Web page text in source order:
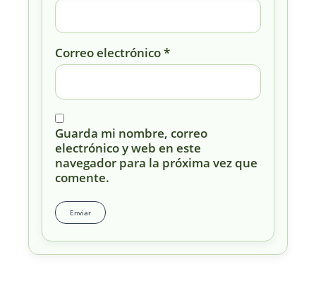
Correo electrónico*
Guarda mi nombre, correo
electrónico y web en este
navegador para la próxima vez que
comente.